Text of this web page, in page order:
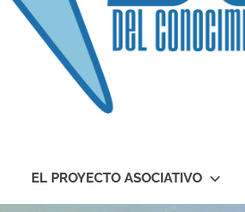
EL PROYECTO ASOCIATIVO